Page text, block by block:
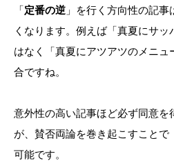
「定番の逆 」を行く方向性の記
くなります。例えば「真夏にサ
はなく「真夏にアツアツのメニ
合ですね。
意外性の高い記事ほど必ず同意を
が、賛否両論を巻き起こすことで
可能です。